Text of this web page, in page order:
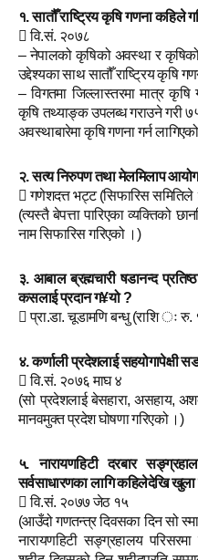
१. सातौँ राष्ट्रिय कृषि गणना कहिले
 वि.सं. २०७८
– नेपालको कृषिको अवस्था र कृषिको
उद्देश्यका साथ सातौँ राष्ट्रिय कृषि
– विगतमा जिल्लास्तरमा मात्र
कृषि तथ्याङ्क उपलब्ध गराउने गरी
अवस्थाबारेमा कृषि गणना गर्न
२. सत्य निरुपण तथा मेलमिलाप
 गणेशदत्त भट्ट (सिफारिस
(त्यस्तै बेपत्ता पारिएका व्यक्तिको
नाम सिफारिस गरिएको ।)
३. आबाल ब्रह्मचारी षडानन्द
कसलाई प्रदान ग¥यो ?
 प्रा.डा. चूडामणि बन्धु (राशि ः
४. कर्णाली प्रदेशलाई सहयोगापेक्षी
 वि.सं. २०७६ माघ ४
(सो प्रदेशलाई बेसहारा, असहाय,
मानवमुक्त प्रदेश घोषणा गरिएको ।)
५. नारायणहिटी दरबार
सर्वसाधारणका लागि कहिलेदेखि
 वि.सं. २०७७ जेठ १५
(आउँदो गणतन्त्र दिवसका दिन सो
नारायणहिटी सङ्ग्रहालय परिसरमा